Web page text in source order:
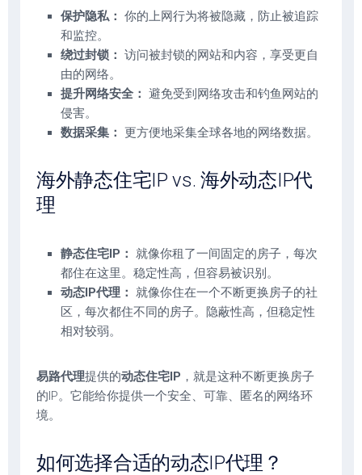
保护隐私： 你的上网行为将被隐藏，防止被追踪
和监控。
绕过封锁： 访问被封锁的网站和内容，享受更自
由的网络。
提升网络安全： 避免受到网络攻击和钓鱼网站的
侵害。
数据采集：
更方便地采集全球各地的网络数据。
海外静态住宅IP vs. 海外动态IP代
理
静态住宅IP： 就像你租了一间固定的房子，每次
都住在这里。稳定性高，但容易被识别。
动态IP代理： 就像你住在一个不断更换房子的社
区，每次都住不同的房子。隐蔽性高，但稳定性
相对较弱。
易路代理提供的动态住宅IP ，就是这种不断更换房子
的IP。它能给你提供一个安全、可靠、匿名的网络环
境。
如何选择合适的动态IP代理？